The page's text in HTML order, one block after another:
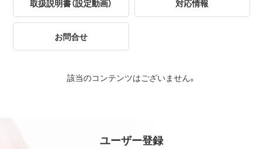
取扱説明書（設定動画） 対応情報
お問合せ
該当のコンテンツはございません。
ユーザー登録